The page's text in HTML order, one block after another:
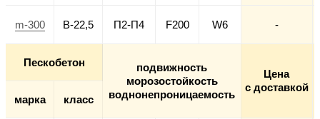
m-300 В-22,5 П2-П4 F200 W6 -
Пескобетон
подвижность
морозостойкость
воднонепроницаемость
Цена
с доставкой
марка
класс